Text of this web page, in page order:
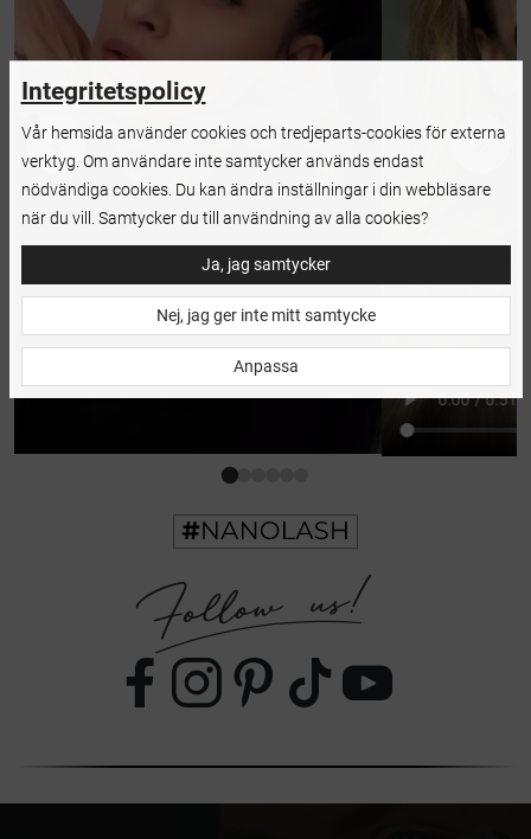
Integritetspolicy
Vår hemsida använder cookies och tredjeparts-cookies för externa
verktyg. Om användare inte samtycker används endast
nödvändiga cookies. Du kan ändra inställningar i din webbläsare
när du vill. Samtycker du till användning av alla cookies?
Ja, jag samtycker
Nej, jag ger inte mitt samtycke
Anpassa